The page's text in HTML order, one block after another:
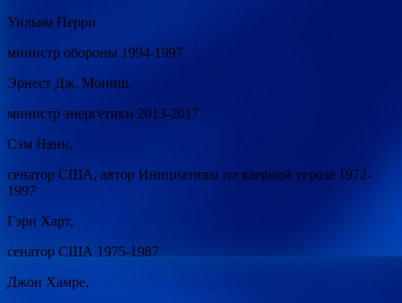
Уильям Перри
министр обороны 1994-1997
Эрнест Дж. Мониш,
министр энергетики 2013-2017
Сэм Нанн,
сенатор США, автор Инициативы по ядерной угрозе 1972-
1997
Гэри Харт,
сенатор США 1975-1987
Джон Хамре,